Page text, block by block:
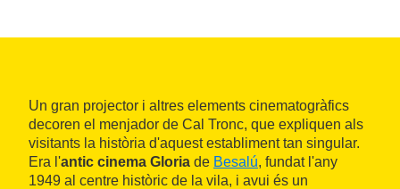
Un gran projector i altres elements cinematogràfics
decoren el menjador de Cal Tronc, que expliquen als
visitants la història d'aquest establiment tan singular.
Era l'antic cinema Gloria de Besalú, fundat l'any
1949 al centre històric de la vila, i avui és un